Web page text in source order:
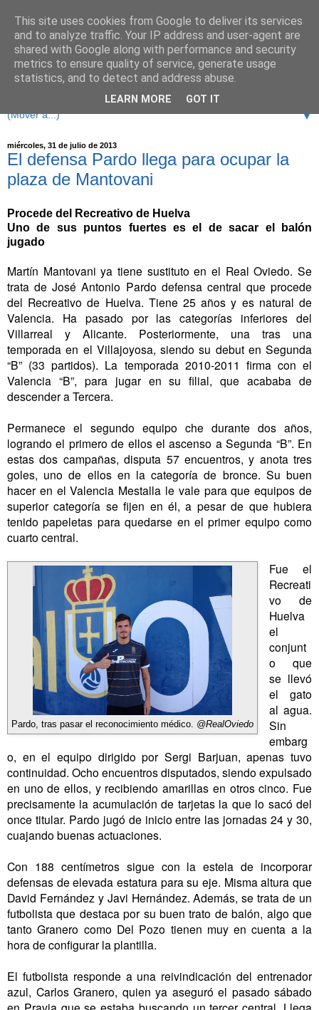
▼
miércoles, 31 de julio de 2013
El defensa Pardo llega para ocupar la
plaza de Mantovani
Procede del Recreativo de Huelva
Uno de sus puntos fuertes es el de sacar el balón
jugado
Martín Mantovani ya tiene sustituto en el Real Oviedo. Se
trata de José Antonio Pardo defensa central que procede
del Recreativo de Huelva. Tiene 25 años y es natural de
Valencia. Ha pasado por las categorías inferiores del
Villarreal y Alicante. Posteriormente, una tras una
temporada en el Villajoyosa, siendo su debut en Segunda
“B” (33 partidos). La temporada 2010-2011 firma con el
Valencia “B”, para jugar en su filial, que acababa de
descender a Tercera.
Permanece el segundo equipo che durante dos años,
logrando el primero de ellos el ascenso a Segunda “B”. En
estas dos campañas, disputa 57 encuentros, y anota tres
goles, uno de ellos en la categoría de bronce. Su buen
hacer en el Valencia Mestalla le vale para que equipos de
superior categoría se fijen en él, a pesar de que hubiera
tenido papeletas para quedarse en el primer equipo como
cuarto central.
Pardo, tras pasar el reconocimiento médico. @RealOviedo
Fue el
Recreati
vo de
Huelva
el
conjunt
o que
se llevó
el gato
al agua.
Sin
embarg
o, en el equipo dirigido por Sergi Barjuan, apenas tuvo
continuidad. Ocho encuentros disputados, siendo expulsado
en uno de ellos, y recibiendo amarillas en otros cinco. Fue
precisamente la acumulación de tarjetas la que lo sacó del
once titular. Pardo jugó de inicio entre las jornadas 24 y 30,
cuajando buenas actuaciones.
Con 188 centímetros sigue con la estela de incorporar
defensas de elevada estatura para su eje. Misma altura que
David Fernández y Javi Hernández. Además, se trata de un
futbolista que destaca por su buen trato de balón, algo que
tanto Granero como Del Pozo tienen muy en cuenta a la
hora de configurar la plantilla.
El futbolista responde a una reivindicación del entrenador
azul, Carlos Granero, quien ya aseguró el pasado sábado
This site uses cookies from Google to deliver its services
and to analyze traffic. Your IP address and user-agent are
shared with Google along with performance and security
metrics to ensure quality of service, generate usage
statistics, and to detect and address abuse.
LEARN MORE GOT IT